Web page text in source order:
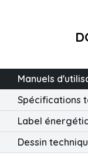
Manuels
Spécifications
Label
Dessin